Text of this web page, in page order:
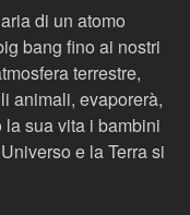
di un atomo
bang fino ai nostri
terrestre,
animali, evaporerà,
sua vita i bambini
e la Terra si